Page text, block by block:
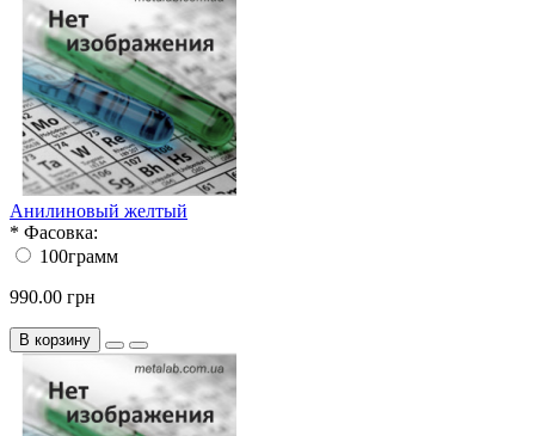
Анилиновый желтый
* Фасовка:
100грамм
990.00 грн
В корзину